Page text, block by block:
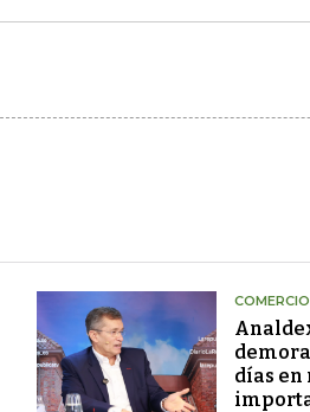
COMERCIO
días en